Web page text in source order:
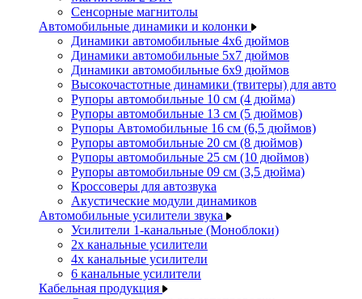
Сенсорные магнитолы
Автомобильные динамики и колонки
Динамики автомобильные 4x6 дюймов
Динамики автомобильные 5x7 дюймов
Динамики автомобильные 6x9 дюймов
Высокочастотные динамики (твитеры) для авто
Рупоры автомобильные 10 см (4 дюйма)
Рупоры автомобильные 13 см (5 дюймов)
Рупоры Автомобильные 16 см (6,5 дюймов)
Рупоры автомобильные 20 см (8 дюймов)
Рупоры автомобильные 25 см (10 дюймов)
Рупоры автомобильные 09 см (3,5 дюйма)
Кроссоверы для автозвука
Акустические модули динамиков
Автомобильные усилители звука
Усилители 1-канальные (Моноблоки)
2х канальные усилители
4х канальные усилители
6 канальные усилители
Кабельная продукция